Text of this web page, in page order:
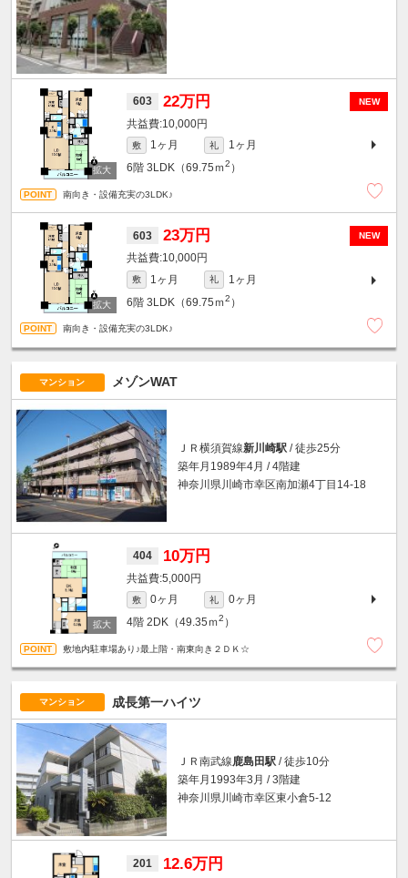
NEW
603 22万円
10,000円
敷 1ヶ月 礼
1ヶ月
6階 3LDK（69.75ｍ2 ）
南向き・設備充実の3LDK♪
NEW
603 23万円
10,000円
敷 1ヶ月 礼
1ヶ月
6階 3LDK（69.75ｍ2 ）
南向き・設備充実の3LDK♪
マンション メゾンWAT
ＪＲ横須賀線新川崎駅 / 徒歩25分
築年月1989年4月 / 4階建
神奈川県川崎市幸区南加瀬4丁目14-18
404 10万円
5,000円
敷 0ヶ月 礼
0ヶ月
4階 2DK（49.35ｍ2 ）
敷地内駐車場あり♪最上階・南東向き２ＤＫ☆
マンション 成長第一ハイツ
ＪＲ南武線鹿島田駅 / 徒歩10分
築年月1993年3月 / 3階建
神奈川県川崎市幸区東小倉5-12
201 12.6万円